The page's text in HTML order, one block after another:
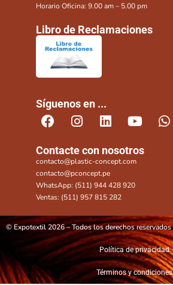
Horario Oficina: 9.00 am – 5.00 pm
Libro de Reclamaciones
Síguenos en ...
Contacte con nosotros
contacto@plastic-concept.com
contacto@pconcept.pe
WhatsApp: (511) 944 428 920
Ventas: (511) 957 815 282
© Expotextil 2026 – Todos los derechos reservados
Política de privacidad
Términos y condiciones